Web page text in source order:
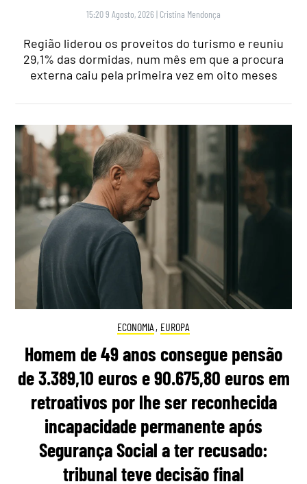
15:20 9 Agosto, 2026 | Cristina Mendonça
Região liderou os proveitos do turismo e reuniu
29,1% das dormidas, num mês em que a procura
externa caiu pela primeira vez em oito meses
ECONOMIA , EUROPA
Homem de 49 anos consegue pensão
de 3.389,10 euros e 90.675,80 euros em
retroativos por lhe ser reconhecida
incapacidade permanente após
Segurança Social a ter recusado:
tribunal teve decisão final